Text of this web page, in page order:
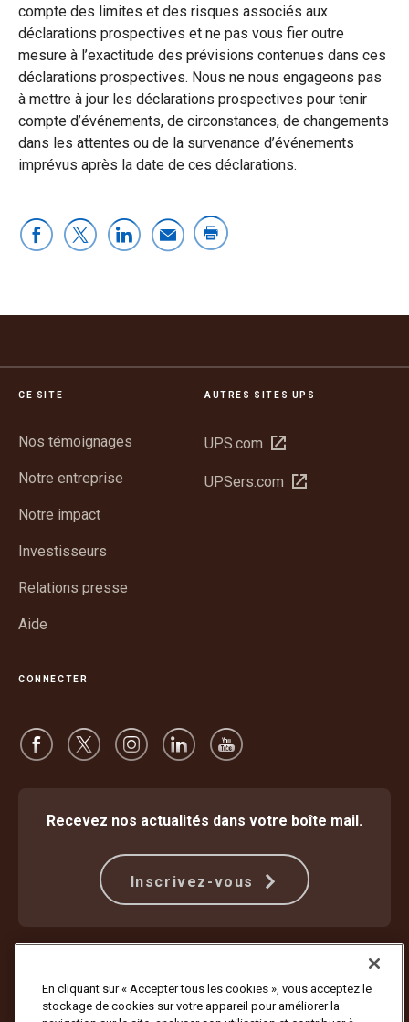
compte des limites et des risques associés aux
déclarations prospectives et ne pas vous fier outre
mesure à l’exactitude des prévisions contenues dans ces
déclarations prospectives. Nous ne nous engageons pas
à mettre à jour les déclarations prospectives pour tenir
compte d’événements, de circonstances, de changements
dans les attentes ou de la survenance d’événements
imprévus après la date de ces déclarations.
CE SITE
Nos témoignages
Notre entreprise
Notre impact
Investisseurs
Relations presse
Aide
AUTRES SITES UPS
UPS.com Ouvrir
une
UPSers.com Ouvrir
CONNECTER
Recevez nos actualités dans votre boîte mail.
Inscrivez-vous
Paramètres des cookies
En cliquant sur « Accepter tous les cookies », vous acceptez le
stockage de cookies sur votre appareil pour améliorer la